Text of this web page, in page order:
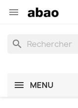

search
MENU